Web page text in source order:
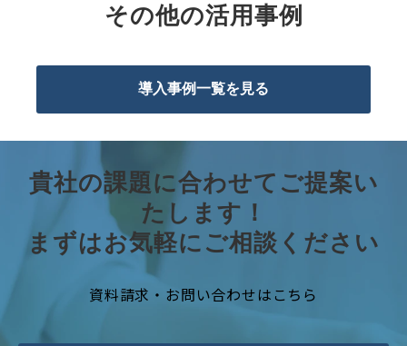
その他の活用事例
導入事例一覧を見る
貴社の課題に合わせてご提案い
たします！
まずはお気軽にご相談ください
資料請求・お問い合わせはこちら